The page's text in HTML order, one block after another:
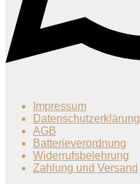
Impressum
Datenschutzerklärung
AGB
Batterieverordnung
Widerrufsbelehrung
Zahlung und Versand